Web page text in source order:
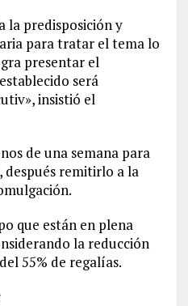
la predisposición y
para tratar el tema lo
presentar el
será
insistió el
de una semana para
remitirlo a la
que están en plena
la reducción
55% de regalías.